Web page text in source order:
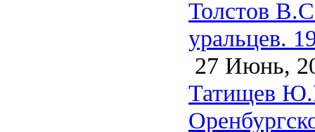
Толстов
уральцев.
27 Июнь,
Татищев